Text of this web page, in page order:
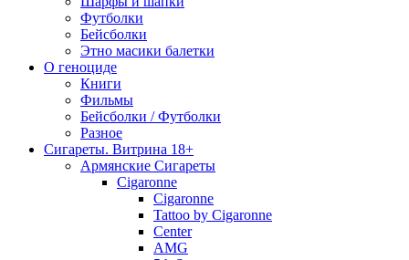
Футболки
Бейсболки
Этно масики балетки
О геноциде
Книги
Фильмы
Бейсболки / Футболки
Разное
Сигареты. Витрина 18+
Армянские Сигареты
Cigaronne
Cigaronne
Tattoo by Cigaronne
Center
AMG